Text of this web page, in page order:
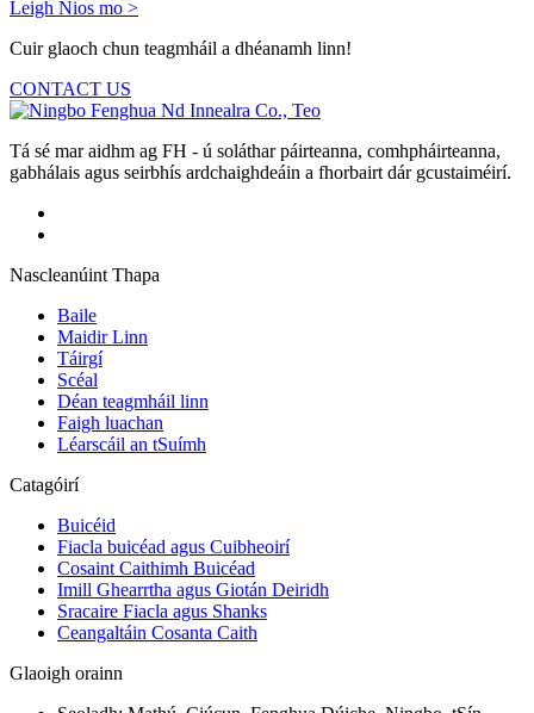
Leigh Nios mo >
Cuir glaoch chun teagmháil a dhéanamh linn!
CONTACT US
Tá sé mar aidhm ag FH - ú soláthar páirteanna, comhpháirteanna,
gabhálais agus seirbhís ardchaighdeáin a fhorbairt dár gcustaiméirí.
Nascleanúint Thapa
Baile
Maidir Linn
Táirgí
Scéal
Déan teagmháil linn
Faigh luachan
Léarscáil an tSuímh
Catagóirí
Buicéid
Fiacla buicéad agus Cuibheoirí
Cosaint Caithimh Buicéad
Imill Ghearrtha agus Giotán Deiridh
Sracaire Fiacla agus Shanks
Ceangaltáin Cosanta Caith
Glaoigh orainn